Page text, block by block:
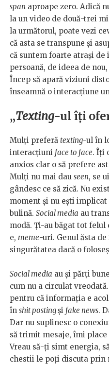
span aproape zero. Adică
la un video de două-trei
la următorul, poate vezi
că asta se transpune și
că suntem foarte atrași de
persoană, de ideea de
Încep să apară viziuni
înseamnă o interacțiune
„Texting-ul îți
Mulți preferă texting-ul în
interacțiuni face to face. Îți
anxios clar o să prefere
Mulți nu mai dau seen, se
gândesc ce să zică. Nu
moment și nu ești implicat
bulină. Social media au
modă. Ți-au băgat tot felul
e, meme-uri. Genul ăsta
singurătatea dacă o
Social media au și părți
cum nu a circulat
pentru că informația e
în shit postingși fake news.
Dar nu suplinesc o
să trimit mesaje, îmi place
Vreau să-ți simt energia,
chestii le poți discuta prin